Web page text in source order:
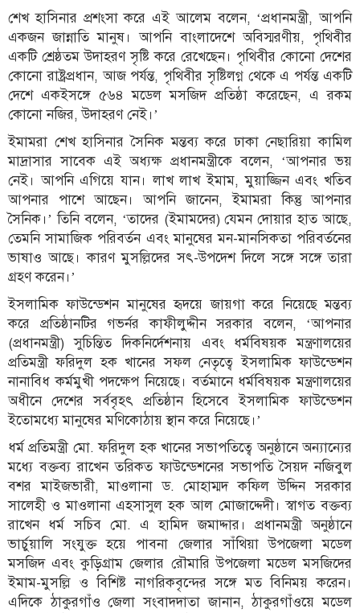
শেখ হাসিনার প্রশংসা করে এই আলেম বলেন, ‘প্রধানমন্ত্রী, আপনি
একজন জান্নাতি মানুষ। আপনি বাংলাদেশে অবিস্মরণীয়, পৃথিবীর
একটি শ্রেষ্ঠতম উদাহরণ সৃষ্টি করে রেখেছেন। পৃথিবীর কোনো দেশের
কোনো রাষ্ট্রপ্রধান, আজ পর্যন্ত, পৃথিবীর সৃষ্টিলগ্ন থেকে এ পর্যন্ত একটি
দেশে একইসঙ্গে ৫৬৪ মডেল মসজিদ প্রতিষ্ঠা করেছেন, এ রকম
কোনো নজির, উদাহরণ নেই।’
ইমামরা শেখ হাসিনার সৈনিক মন্তব্য করে ঢাকা নেছারিয়া কামিল
মাদ্রাসার সাবেক এই অধ্যক্ষ প্রধানমন্ত্রীকে বলেন, ‘আপনার ভয়
নেই। আপনি এগিয়ে যান। লাখ লাখ ইমাম, মুয়াজ্জিন এবং খতিব
আপনার পাশে আছেন। আপনি জানেন, ইমামরা কিন্তু আপনার
সৈনিক।’ তিনি বলেন, ‘তাদের (ইমামদের) যেমন দোয়ার হাত আছে,
তেমনি সামাজিক পরিবর্তন এবং মানুষের মন-মানসিকতা পরিবর্তনের
ভাষাও আছে। কারণ মুসল্লিদের সৎ-উপদেশ দিলে সঙ্গে সঙ্গে তারা
গ্রহণ করেন।’
ইসলামিক ফাউন্ডেশন মানুষের হৃদয়ে জায়গা করে নিয়েছে মন্তব্য
করে প্রতিষ্ঠানটির গভর্নর কাফীলুদ্দীন সরকার বলেন, ‘আপনার
(প্রধানমন্ত্রী) সুচিন্তিত দিকনির্দেশনায় এবং ধর্মবিষয়ক মন্ত্রণালয়ের
প্রতিমন্ত্রী ফরিদুল হক খানের সফল নেতৃত্বে ইসলামিক ফাউন্ডেশন
নানাবিধ কর্মমুখী পদক্ষেপ নিয়েছে। বর্তমানে ধর্মবিষয়ক মন্ত্রণালয়ের
অধীনে দেশের সর্ববৃহৎ প্রতিষ্ঠান হিসেবে ইসলামিক ফাউন্ডেশন
ইতোমধ্যে মানুষের মণিকোঠায় স্থান করে নিয়েছে।’
ধর্ম প্রতিমন্ত্রী মো. ফরিদুল হক খানের সভাপতিত্বে অনুষ্ঠানে অন্যান্যের
মধ্যে বক্তব্য রাখেন তরিকত ফাউন্ডেশনের সভাপতি সৈয়দ নজিবুল
বশর মাইজভারী, মাওলানা ড. মোহাম্মদ কফিল উদ্দিন সরকার
সালেহী ও মাওলানা এহসাসুল হক আল মোজাদ্দেদী। স্বাগত বক্তব্য
রাখেন ধর্ম সচিব মো. এ হামিদ জমাদ্দার। প্রধানমন্ত্রী অনুষ্ঠানে
ভার্চুয়ালি সংযুক্ত হয়ে পাবনা জেলার সাঁথিয়া উপজেলা মডেল
মসজিদ এবং কুড়িগ্রাম জেলার রৌমারি উপজেলা মডেল মসজিদের
ইমাম-মুসল্লি ও বিশিষ্ট নাগরিকবৃন্দের সঙ্গে মত বিনিময় করেন।
এদিকে ঠাকুরগাঁও জেলা সংবাদদাতা জানান, ঠাকুরগাঁওয়ে মডেল